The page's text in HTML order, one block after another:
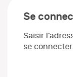
Se
Saisir
se connecter.